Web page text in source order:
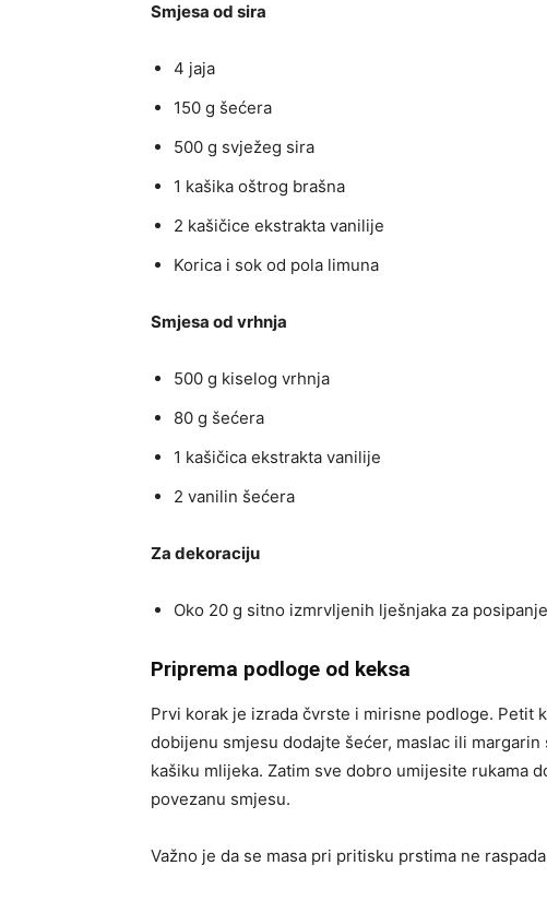
Smjesa od sira
4 jaja
150 g šećera
500 g svježeg sira
1 kašika oštrog brašna
2 kašičice ekstrakta vanilije
Korica i sok od pola limuna
Smjesa od vrhnja
500 g kiselog vrhnja
80 g šećera
1 kašičica ekstrakta vanilije
2 vanilin šećera
Za dekoraciju
Oko 20 g sitno izmrvljenih lješnjaka za posipanje
Priprema podloge od keksa
Prvi korak je izrada čvrste i mirisne podloge. Petit
dobijenu smjesu dodajte šećer, maslac ili
kašiku mlijeka. Zatim sve dobro umijesite rukama
povezanu smjesu.
Važno je da se masa pri pritisku prstima ne